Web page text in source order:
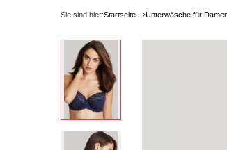
Sie sind hier:Startseite Unterwäsche für